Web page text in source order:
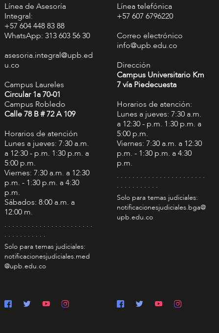
Línea de Asesoría
Integral:
+57 604 448 83 88
WhatsApp: 313 603 56 30
asesoria.integral@upb.ed
u.co
Campus Laureles
Circular 1a 70-01
Campus Robledo
Calle 78 B # 72 A 109
Horarios de atención
Lunes a jueves: 7:30 a.m.
a 12:30 - p.m. 1:30 p.m. a
5:00 p.m.
Viernes: 7:30 a.m. a 12:30
p.m. - 1:30 p.m. a 4:30
p.m.
Sábados: 8:00 a.m. a
12:00 m.
. . . . . . . . . . . . . . . . . . . . . . .
. . . . . . . . . . .
Solo para temas judiciales:
notificacionesjudiciales.med
@upb.edu.co
Línea telefónica
+57 607 6796220
Correo electrónico
info@upb.edu.co
Dirección
Campus Universitario Km
7 vía Piedecuesta
Horarios de atención:
Lunes a jueves: 7:30 a.m.
a 12:30 - p.m. 1:30 p.m. a
5:00 p.m.
Viernes: 7:30 a.m. a 12:30
p.m. - 1:30 p.m. a 4:30
p.m.
. . . . . . . . . . . . . . . . . . . . . . .
. . . . . . . . . . .
Solo para temas judiciales:
notificacionesjudiciales.bga@
upb.edu.co